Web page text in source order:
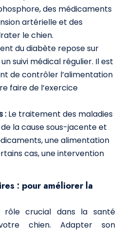
des médicaments
artérielle et des
le chien.
du diabète repose sur
suivi médical régulier. Il est
de contrôler l’alimentation
faire de l’exercice
: Le traitement des maladies
la cause sous-jacente et
une alimentation
cas, une intervention
: pour améliorer la
rôle crucial dans la santé
chien. Adapter son